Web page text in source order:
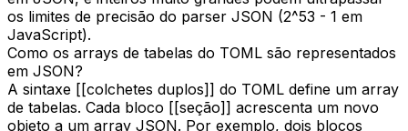
os limites de precisão do parser JSON (2^53 - 1 em
JavaScript).
Como os arrays de tabelas do TOML são representados
em JSON?
A sintaxe [[colchetes duplos]] do TOML define um array
de tabelas. Cada bloco [[seção]] acrescenta um novo
objeto a um array JSON. Por exemplo, dois blocos